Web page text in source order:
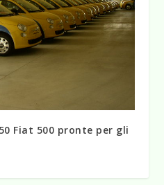
Fiat 500 pronte per gli